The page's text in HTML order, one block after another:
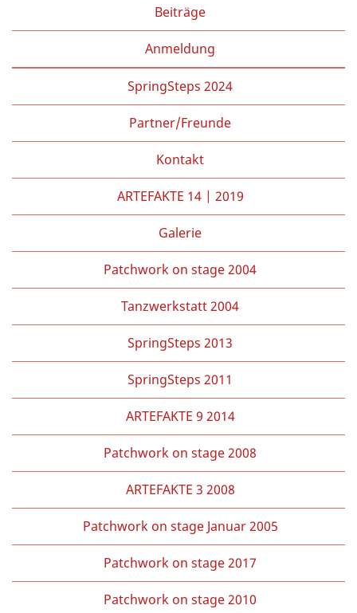
Beiträge
Anmeldung
SpringSteps 2024
Partner/Freunde
Kontakt
ARTEFAKTE 14 | 2019
Galerie
Patchwork on stage 2004
Tanzwerkstatt 2004
SpringSteps 2013
SpringSteps 2011
ARTEFAKTE 9 2014
Patchwork on stage 2008
ARTEFAKTE 3 2008
Patchwork on stage Januar 2005
Patchwork on stage 2017
Patchwork on stage 2010